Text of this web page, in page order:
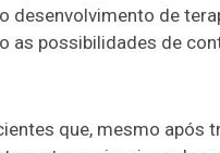
desenvolvimento de
as possibilidades de
que, mesmo após